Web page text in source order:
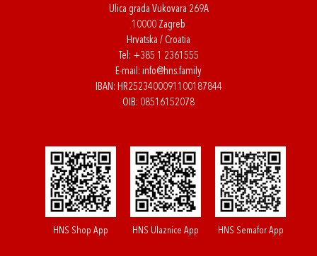
Ulica grada Vukovara 269A
10000 Zagreb
Hrvatska / Croatia
Tel: +385 1 2361555
E-mail: info@hns.family
IBAN: HR2523400091100187844
OIB: 08516152078
HNS Shop App HNS Ulaznice App HNS Semafor App